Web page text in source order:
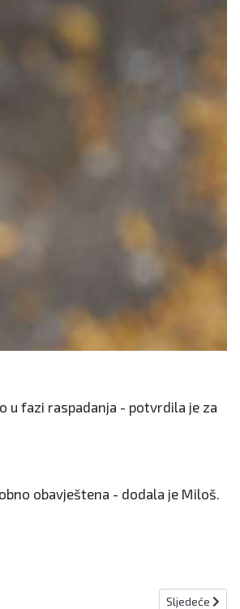
u fazi raspadanja - potvrdila je za
obavještena - dodala je Miloš.
Sljedeći
Sljedeće